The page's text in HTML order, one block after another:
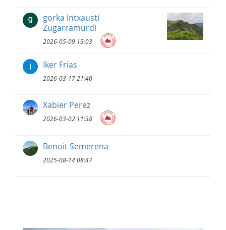
gorka Intxausti
Zugarramurdi
2026-05-09 13:03
Iker Frias
2026-03-17 21:40
Xabier Perez
2026-03-02 11:38
Benoit Semerena
2025-08-14 08:47